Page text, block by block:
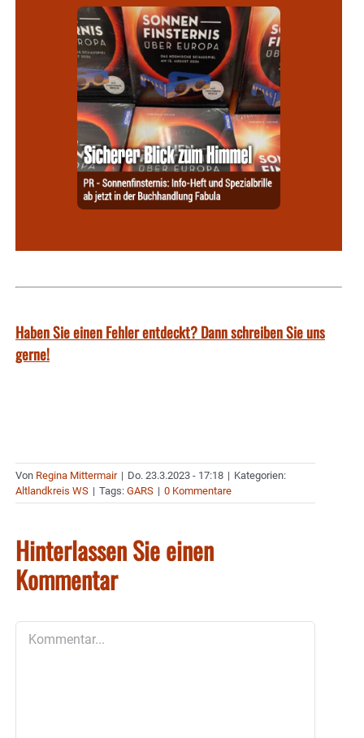
Haben Sie einen Fehler entdeckt? Dann schreiben Sie uns
gerne!
Von Regina Mittermair | Do. 23.3.2023 - 17:18 | Kategorien:
Altlandkreis WS | Tags: GARS | 0 Kommentare
Hinterlassen Sie einen
Kommentar